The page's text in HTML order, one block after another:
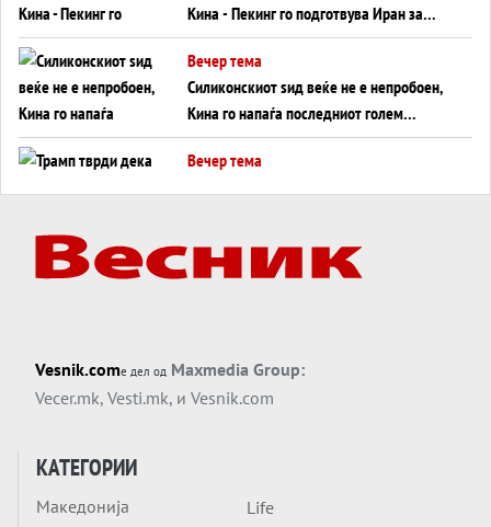
Кина - Пекинг го подготвува Иран за
американска копнена инвазија
Вечер тема
Силиконскиот ѕид веќе не е непробоен,
Кина го напаѓа последниот голем
монопол на Западот?
Вечер тема
Вечер тема
ДЛАБОКО УДОЛУ: Сметководствените
Вечер тема
АТОМСКО ДОМИНО НА БЛИСКИОТ
ИСТОК
Обвинувањето кон Русија го поврзува
Vesnik.comе дел од Maxmedia Group:
Vecer.mk, Vesti.mk, и Vesnik.com
КАТЕГОРИИ
Македонија
Life